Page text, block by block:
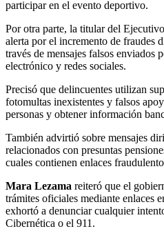
participar en el evento deportivo.
Por otra parte, la titular del Ejecutivo
alerta por el incremento de fraudes
través de mensajes falsos enviados
electrónico y redes sociales.
Precisó que delincuentes utilizan
fotomultas inexistentes y falsos
personas y obtener información
También advirtió sobre mensajes
relacionados con presuntas
cuales contienen enlaces
Mara Lezama reiteró que el
trámites oficiales mediante enlaces
exhortó a denunciar cualquier
Cibernética o el 911.